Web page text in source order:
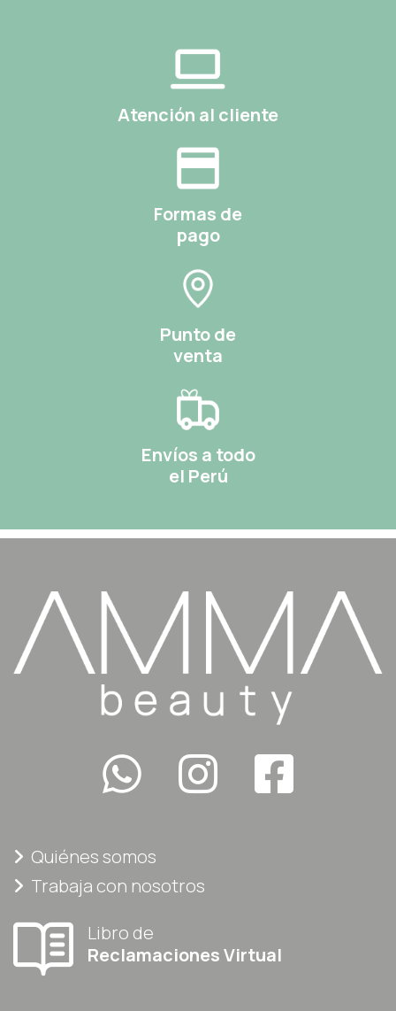
Atención al cliente
Formas de
pago
Punto de
venta
Envíos a todo
el Perú
Quiénes somos
Trabaja con nosotros
Libro de
Reclamaciones Virtual